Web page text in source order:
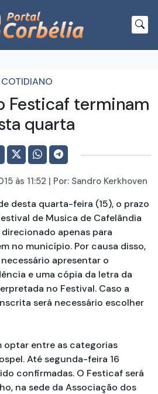
COTIDIANO
Festicaf terminam
quarta
às 11:52 | Por: Sandro Kerkhoven
desta quarta-feira (15), o prazo
de Musica de Cafelândia
apenas para
no município. Por causa disso,
apresentar o
e uma cópia da letra da
no Festival. Caso a
será necessário escolher
optar entre as categorias
Até segunda-feira 16
confirmadas. O Festicaf será
na sede da Associação dos